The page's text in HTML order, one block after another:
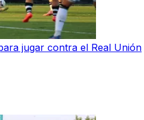
jugar contra el Real Unión